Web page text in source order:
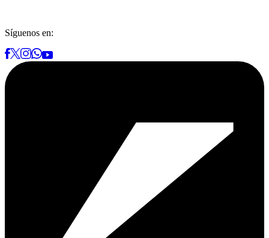
Síguenos en: